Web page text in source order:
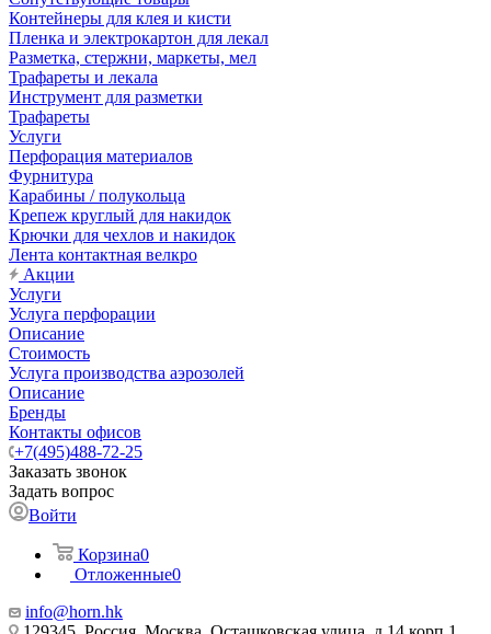
Контейнеры для клея и кисти
Пленка и электрокартон для лекал
Разметка, стержни, маркеты, мел
Трафареты и лекала
Инструмент для разметки
Трафареты
Услуги
Перфорация материалов
Фурнитура
Карабины / полукольца
Крепеж круглый для накидок
Крючки для чехлов и накидок
Лента контактная велкро
Акции
Услуги
Услуга перфорации
Описание
Стоимость
Услуга производства аэрозолей
Описание
Бренды
Контакты офисов
+7(495)488-72-25
Заказать звонок
Задать вопрос
Войти
Корзина0
Отложенные0
info@horn.hk